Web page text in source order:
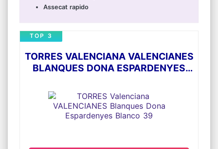
Assecat rapido
TORRES VALENCIANA VALENCIANES
BLANQUES DONA ESPARDENYES
TOP 3